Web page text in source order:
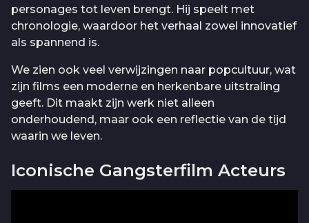
personages tot leven brengt. Hij speelt met
chronologie, waardoor het verhaal zowel innovatief
als spannend is.
We zien ook veel verwijzingen naar popcultuur, wat
zijn films een moderne en herkenbare uitstraling
geeft. Dit maakt zijn werk niet alleen
onderhoudend, maar ook een reflectie van de tijd
waarin we leven.
Iconische Gangsterfilm Acteurs